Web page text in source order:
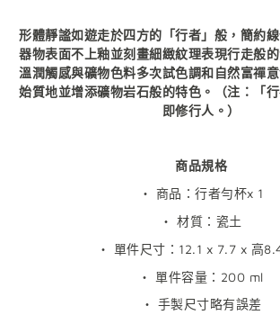
形體靜謐如遊走於四方的「行者」般，簡約
器物表面不上釉並刻畫細緻紋理表現行走般
溫潤觸感與礦物色料多次試色調和自然富禪
始質地並增添礦物岩石般的特色。（注：「
即修行人。）
商品規格
・ 商品：行者勻杯x 1
・ 材質：瓷土
・ 單件尺寸：12.1 x 7.7 x 高
・ 單件容量： 200 ml
・ 手製尺寸略有誤差